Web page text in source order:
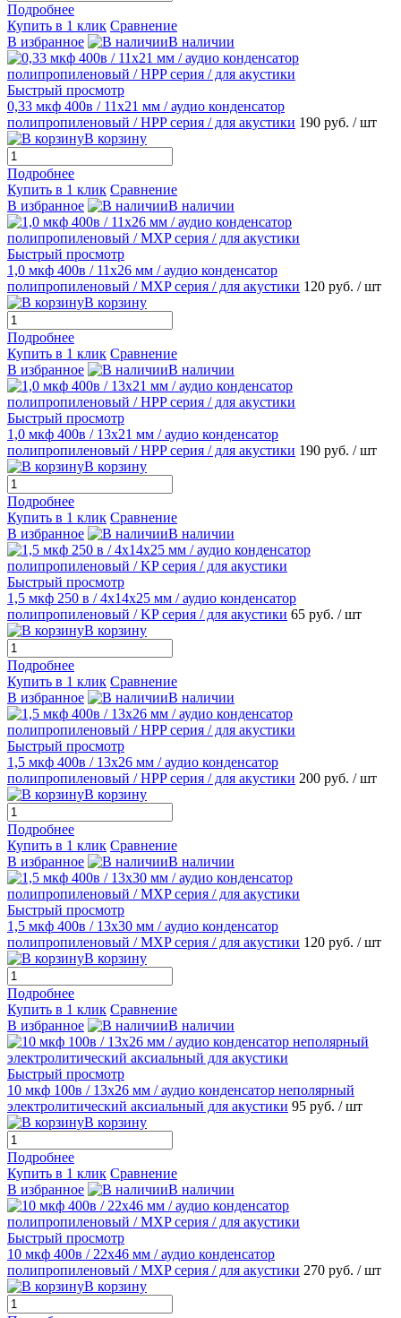
Подробнее
Купить в 1 клик Сравнение
В избранное
В наличии
Быстрый просмотр
0,33 мкф 400в / 11х21 мм / аудио конденсатор
полипропиленовый / HPP серия / для акустики 190 руб. / шт
В корзину
Подробнее
Купить в 1 клик Сравнение
В избранное
В наличии
Быстрый просмотр
1,0 мкф 400в / 11х26 мм / аудио конденсатор
полипропиленовый / MХP серия / для акустики 120 руб. / шт
В корзину
Подробнее
Купить в 1 клик Сравнение
В избранное
В наличии
Быстрый просмотр
1,0 мкф 400в / 13х21 мм / аудио конденсатор
полипропиленовый / HPP серия / для акустики 190 руб. / шт
В корзину
Подробнее
Купить в 1 клик Сравнение
В избранное
В наличии
Быстрый просмотр
1,5 мкф 250 в / 4х14х25 мм / аудио конденсатор
полипропиленовый / KP серия / для акустики 65 руб. / шт
В корзину
Подробнее
Купить в 1 клик Сравнение
В избранное
В наличии
Быстрый просмотр
1,5 мкф 400в / 13х26 мм / аудио конденсатор
полипропиленовый / HPP серия / для акустики 200 руб. / шт
В корзину
Подробнее
Купить в 1 клик Сравнение
В избранное
В наличии
Быстрый просмотр
1,5 мкф 400в / 13х30 мм / аудио конденсатор
полипропиленовый / MХP серия / для акустики 120 руб. / шт
В корзину
Подробнее
Купить в 1 клик Сравнение
В избранное
В наличии
Быстрый просмотр
10 мкф 100в / 13х26 мм / аудио конденсатор неполярный
электролитический аксиальный для акустики 95 руб. / шт
В корзину
Подробнее
Купить в 1 клик Сравнение
В избранное
В наличии
Быстрый просмотр
10 мкф 400в / 22х46 мм / аудио конденсатор
полипропиленовый / MХP серия / для акустики 270 руб. / шт
В корзину